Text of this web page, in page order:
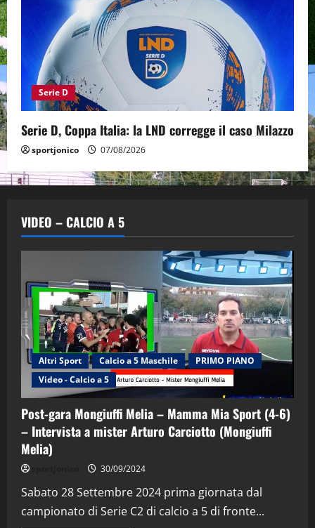
Serie D
Serie D, Coppa Italia: la LND corregge il caso Milazzo
sportjonico 07/08/2026
VIDEO – CALCIO A 5
Altri Sport Calcio a 5 Maschile
PRIMO PIANO
Video - Calcio a 5
Post-gara Mongiuffi Melia – Mamma Mia Sport (4-6)
– Intervista a mister Arturo Carciotto (Mongiuffi
Melia)
30/09/2024
Sabato 28 Settembre 2024 prima giornata dal
campionato di Serie C2 di calcio a 5 di fronte...
2
“SportEmpire” in Podcast: 29^ Puntata
(Martedi 28 Aprile 2026)
28/04/2026